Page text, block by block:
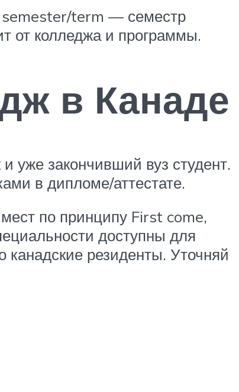
semester/term — семестр
от колледжа и программы.
в Канаде
уже закончивший вуз студент.
в дипломе/аттестате.
по принципу First come,
доступны для
канадские резиденты. Уточняй